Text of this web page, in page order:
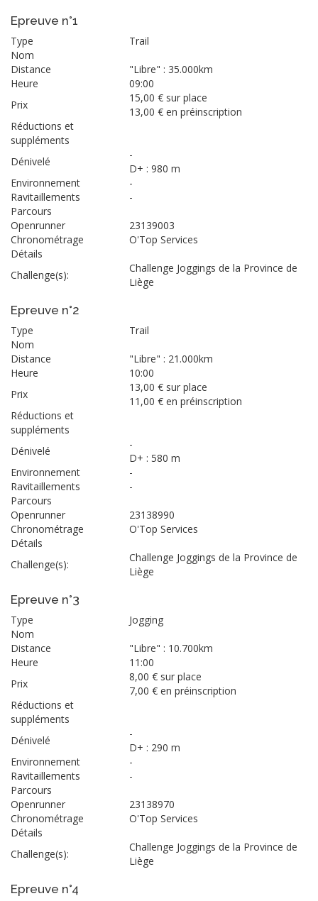
Epreuve n°1
Type
Trail
Nom
Distance
"Libre" : 35.000km
Heure
09:00
Prix
15,00 € sur place
13,00 € en préinscription
Réductions et
suppléments
Dénivelé
-
D+ : 980 m
Environnement
-
Ravitaillements
-
Parcours
Openrunner
23139003
Chronométrage
O'Top Services
Détails
Challenge(s):
Challenge Joggings de la Province de
Liège
Epreuve n°2
Type
Trail
Nom
Distance
"Libre" : 21.000km
Heure
10:00
Prix
13,00 € sur place
11,00 € en préinscription
Réductions et
suppléments
Dénivelé
-
D+ : 580 m
Environnement
-
Ravitaillements
-
Parcours
Openrunner
23138990
Chronométrage
O'Top Services
Détails
Challenge(s):
Challenge Joggings de la Province de
Liège
Epreuve n°3
Type
Jogging
Nom
Distance
"Libre" : 10.700km
Heure
11:00
Prix
8,00 € sur place
7,00 € en préinscription
Réductions et
suppléments
Dénivelé
-
D+ : 290 m
Environnement
-
Ravitaillements
-
Parcours
Openrunner
23138970
Chronométrage
O'Top Services
Détails
Challenge(s):
Challenge Joggings de la Province de
Liège
Epreuve n°4